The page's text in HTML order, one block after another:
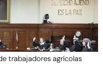
trabajadores agrícolas